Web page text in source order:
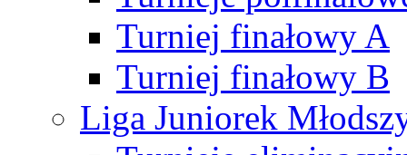
Turniej finałowy A
Turniej finałowy B
Liga Juniorek